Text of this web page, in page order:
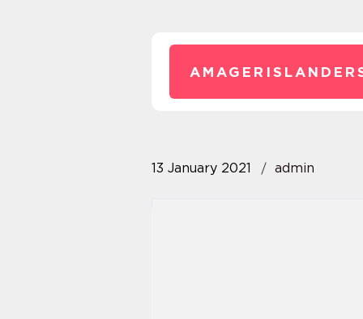
13 January 2021 admin